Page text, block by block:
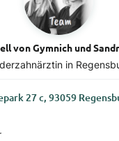
von Gymnich und
in
27 c, 93059